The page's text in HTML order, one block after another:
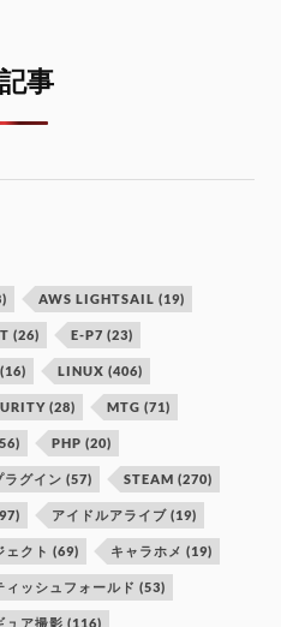
事
AWS LIGHTSAIL (19)
(26) E-P7 (23)
(16) LINUX (406)
(28) MTG (71)
PHP (20)
ラグイン (57) STEAM (270)
アイドルアライブ (19)
ェクト (69) キャラホメ (19)
ィッシュフォールド (53)
ュア撮影 (116)